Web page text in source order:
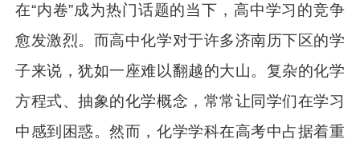
在“内卷”成为热门话题的当下，高中学习的竞争
愈发激烈。而高中化学对于许多济南历下区的学
子来说，犹如一座难以翻越的大山。复杂的化学
方程式、抽象的化学概念，常常让同学们在学习
中感到困惑。然而，化学学科在高考中占据着重